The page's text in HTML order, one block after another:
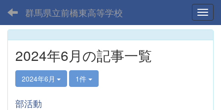
群馬県立前橋東高等学校
2024年6月の記事一覧
2024年6月 1件
部活動